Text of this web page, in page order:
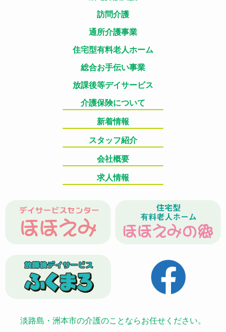
訪問介護
通所介護事業
住宅型有料老人ホーム
総合お手伝い事業
放課後等デイサービス
介護保険について
新着情報
スタッフ紹介
会社概要
求人情報
淡路島・洲本市の介護のことならお任せください。